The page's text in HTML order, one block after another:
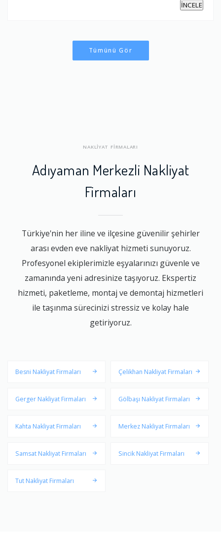
İNCELE
Tümünü Gör
NAKLİYAT FİRMALARI
Adıyaman Merkezli Nakliyat
Firmaları
Türkiye'nin her iline ve ilçesine güvenilir şehirler
arası evden eve nakliyat hizmeti sunuyoruz.
Profesyonel ekiplerimizle eşyalarınızı güvenle ve
zamanında yeni adresinize taşıyoruz. Ekspertiz
hizmeti, paketleme, montaj ve demontaj hizmetleri
ile taşınma sürecinizi stressiz ve kolay hale
getiriyoruz.
Besni Nakliyat Firmaları Çelikhan Nakliyat Firmaları
Gerger Nakliyat Firmaları Gölbaşı Nakliyat Firmaları
Kahta Nakliyat Firmaları Merkez Nakliyat Firmaları
Samsat Nakliyat Firmaları Sincik Nakliyat Firmaları
Tut Nakliyat Firmaları